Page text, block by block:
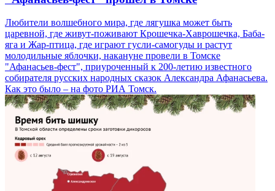
Любители волшебного мира, где лягушка может быть
царевной, где живут-поживают Крошечка-Хаврошечка, Баба-
яга и Жар-птица, где играют гусли-самогуды и растут
молодильные яблочки, накануне провели в Томске
"Афанасьев-фест", приуроченный к 200-летию известного
собирателя русских народных сказок Александра Афанасьева.
Как это было – на фото РИА Томск.